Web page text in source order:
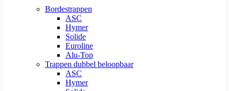
Bordestrappen
ASC
Hymer
Solide
Euroline
Alu-Top
Trappen dubbel beloopbaar
ASC
Hymer